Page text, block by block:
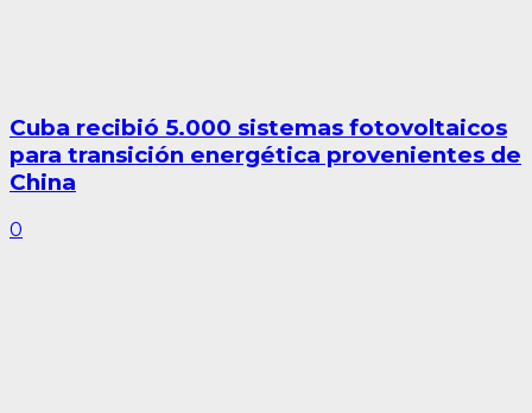
Cuba recibió 5.000 sistemas fotovoltaicos
para transición energética provenientes de
China
0